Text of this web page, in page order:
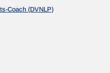
Coach (DVNLP)